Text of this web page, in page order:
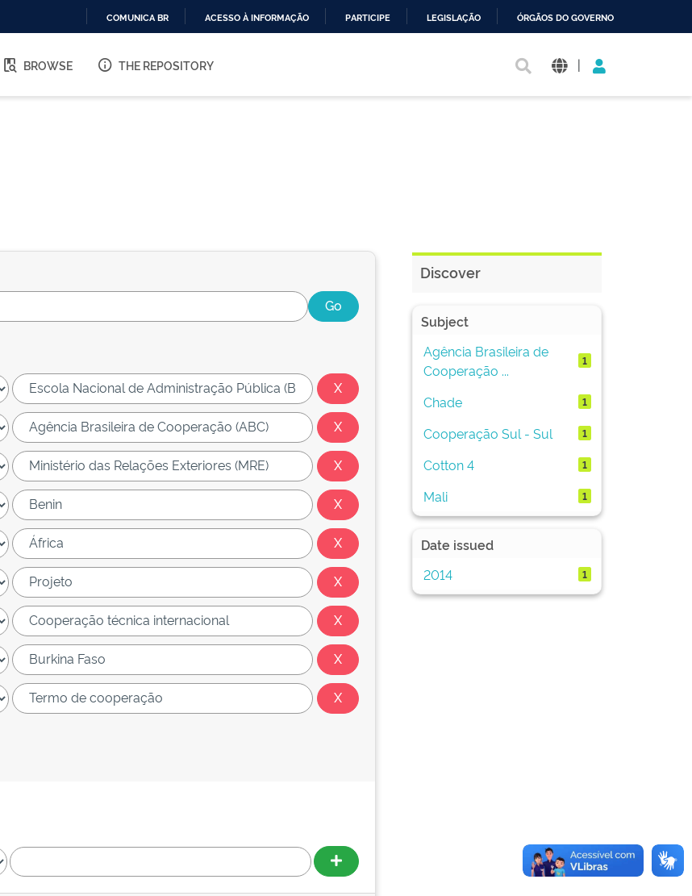
O
COMUNICA BR ACESSO À INFORMAÇÃO PARTICIPE LEGISLAÇÃO ÓRGÃOS DO GOVERNO
BROWSE THE REPOSITORY |
Discover
Subject
Agência Brasileira de
Cooperação ...
1
Chade 1
Cooperação Sul - Sul 1
Cotton 4 1
Mali 1
Date issued
2014
1